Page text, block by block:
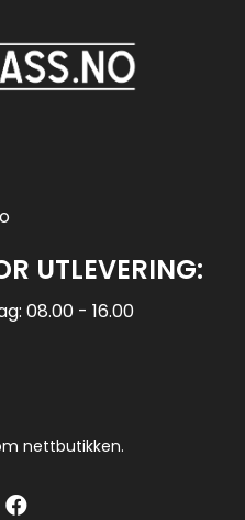
UTLEVERING:
08.00 - 16.00
nettbutikken.
instagram
Barglass facebook